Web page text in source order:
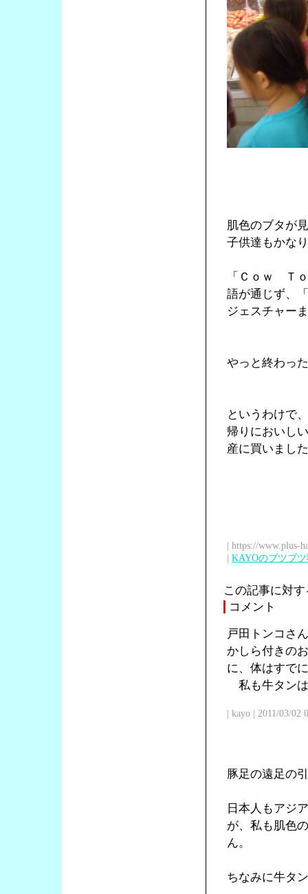
肌色のブタが
子供達もかな
「Ｃｏｗ Ｔ
語が通じず、
ジェスチャー
やっと終わっ
というわけで
帰りにおいし
産に買いまし
| https://www.plus-
| KAYOのブツブ
この記事に対
コメント
戸田トンコさ
かしら付きの
に、体はすで
私も牛タン
| kayo | 2011/03/02
豚足の遠足の
日本人もアジ
が、私も肌色
ん。
ちなみに牛タ